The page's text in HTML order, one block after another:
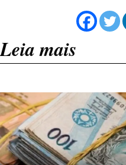
Leia mais